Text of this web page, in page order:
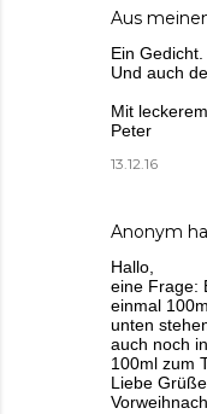
Aus
Ein
Und auch
Mit
Peter
13.12.16
Anonym
Hallo,
eine Frage:
einmal
unten
auch noch
100ml zum
Liebe